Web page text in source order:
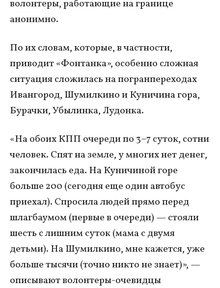
волонтеры, работающие на границе
анонимно.
По их словам, которые, в частности,
приводит «Фонтанка», особенно сложная
ситуация сложилась на погранпереходах
Ивангород, Шумилкино и Куничина гора,
Бурачки, Убылинка, Лудонка.
«На обоих КПП очереди по 3–7 суток, сотни
человек. Спят на земле, у многих нет денег,
закончилась еда. На Куничиной горе
больше 200 (сегодня еще один автобус
приехал). Спросила людей прямо перед
шлагбаумом (первые в очереди) — стояли
шесть с лишним суток (мама с двумя
детьми). На Шумилкино, мне кажется, уже
больше тысячи (точно никто не знает)», —
описывают волонтеры-очевидцы